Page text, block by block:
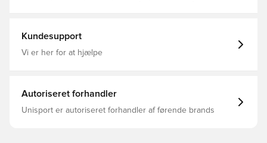
Kundesupport
Vi er her for at hjælpe
Autoriseret forhandler
Unisport er autoriseret forhandler af førende brands